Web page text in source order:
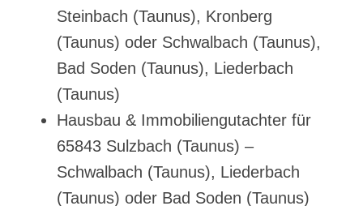
Steinbach (Taunus), Kronberg
(Taunus) oder Schwalbach (Taunus),
Bad Soden (Taunus), Liederbach
(Taunus)
Hausbau & Immobiliengutachter für
65843 Sulzbach (Taunus) –
Schwalbach (Taunus), Liederbach
(Taunus) oder Bad Soden (Taunus)